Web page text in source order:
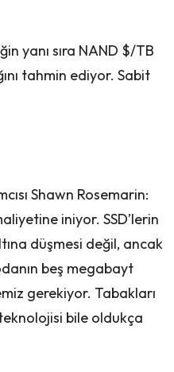
yanı sıra NAND $/TB
tahmin ediyor. Sabit
Shawn Rosemarin:
iniyor. SSD’lerin
düşmesi değil, ancak
beş megabayt
gerekiyor. Tabakları
bile oldukça